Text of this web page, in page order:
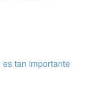
es tan importante